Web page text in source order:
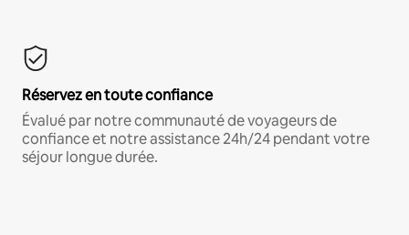
Réservez en toute confiance
Évalué par notre communauté de voyageurs de
confiance et notre assistance 24h/24 pendant votre
séjour longue durée.